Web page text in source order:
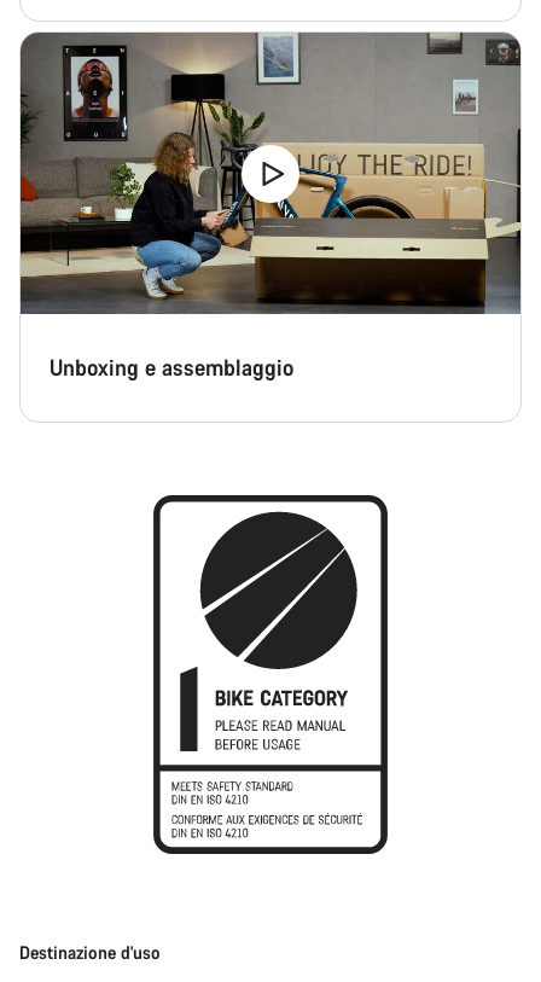
Unboxing e assemblaggio
Destinazione d'uso